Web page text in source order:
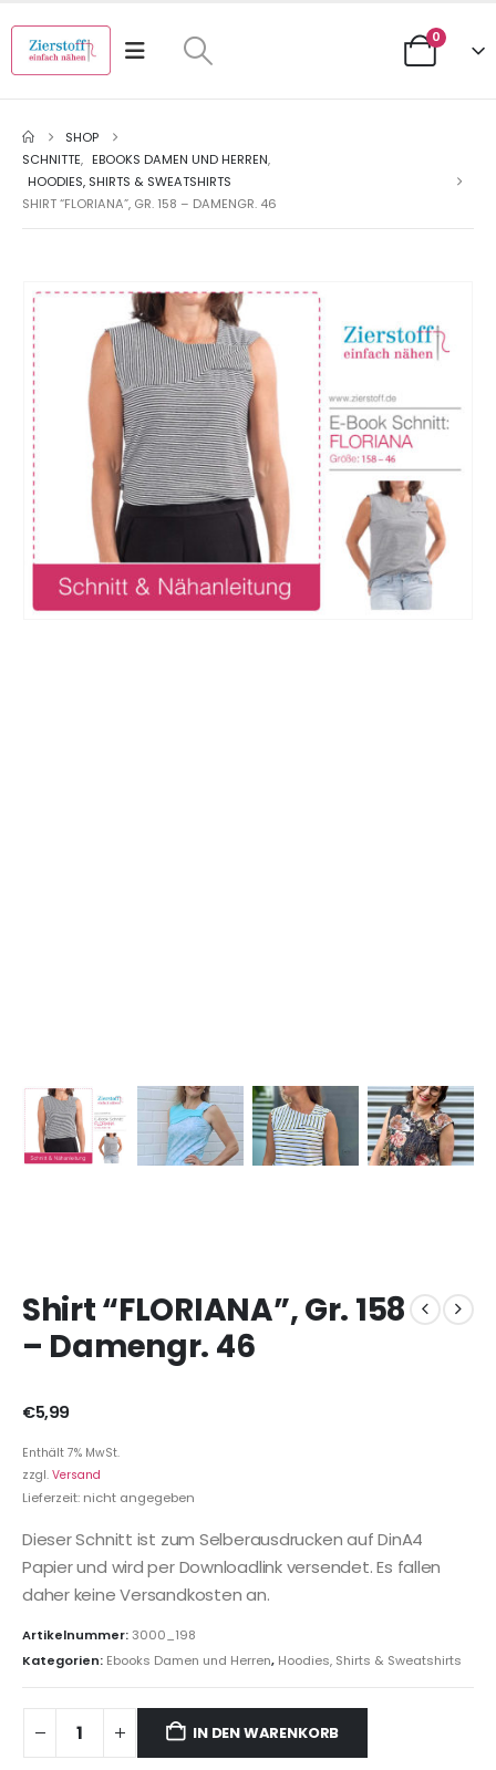
0
SHOP
SCHNITTE, EBOOKS DAMEN UND HERREN,
HOODIES, SHIRTS & SWEATSHIRTS
SHIRT “FLORIANA”, GR. 158 – DAMENGR. 46
Shirt “FLORIANA”, Gr. 158
– Damengr. 46
€5,99
Enthält 7% MwSt.
zzgl. Versand
Lieferzeit: nicht angegeben
Dieser Schnitt ist zum Selberausdrucken auf DinA4
Papier und wird per Downloadlink versendet. Es fallen
daher keine Versandkosten an.
Artikelnummer:3000_198
Kategorien: Ebooks Damen und Herren, Hoodies, Shirts & Sweatshirts
IN DEN WARENKORB